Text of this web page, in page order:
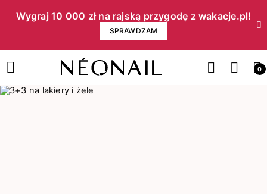
Wygraj 10 000 zł na rajską przygodę z wakacje.pl!​
SPRAWDZAM
0